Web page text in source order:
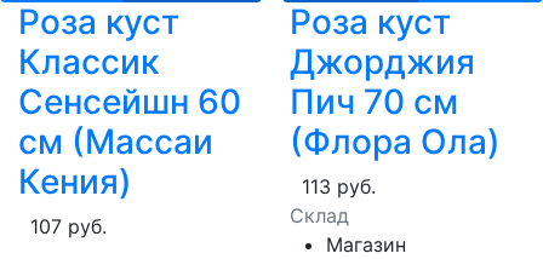
Роза куст
Классик
Сенсейшн 60
см (Массаи
Кения)
107 руб.
Роза куст
Джорджия
Пич 70 см
(Флора Ола)
113 руб.
Склад
Магазин